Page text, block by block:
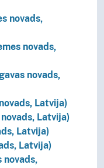
novads,
novads,
novads,
Latvija)
Latvija)
Latvija)
Latvija)
novads,